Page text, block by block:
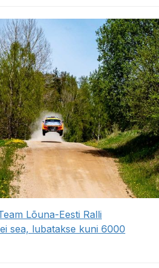
Lõuna-Eesti Ralli
sea, lubatakse kuni 6000